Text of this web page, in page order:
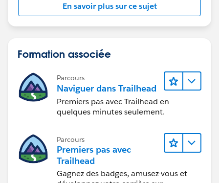
En savoir plus sur ce sujet
Formation associée
Parcours
Naviguer dans Trailhead
Premiers pas avec Trailhead en
quelques minutes seulement.
Parcours
Premiers pas avec
Trailhead
Gagnez des badges, amusez-vous et